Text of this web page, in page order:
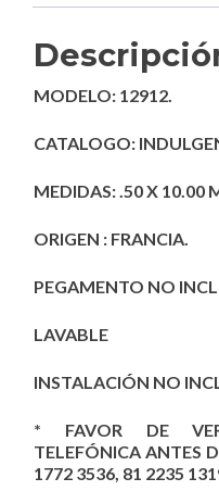
MODELO: 12912.
CATALOGO:
MEDIDAS: .50 X 10.00
ORIGEN : FRANCIA.
PEGAMENTO NO
LAVABLE
INSTALACIÓN NO
* FAVOR DE
TELEFÓNICA ANTES
1772 3536, 81 2235